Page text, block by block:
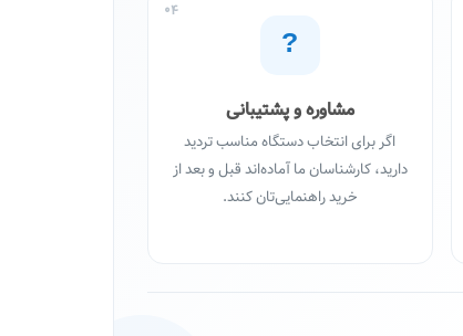
04
?
مشاوره و پشتیبانی
اگر برای انتخاب دستگاه مناسب تردید
دارید، کارشناسان ما آماده‌اند قبل و بعد از
خرید راهنمایی‌تان کنند.